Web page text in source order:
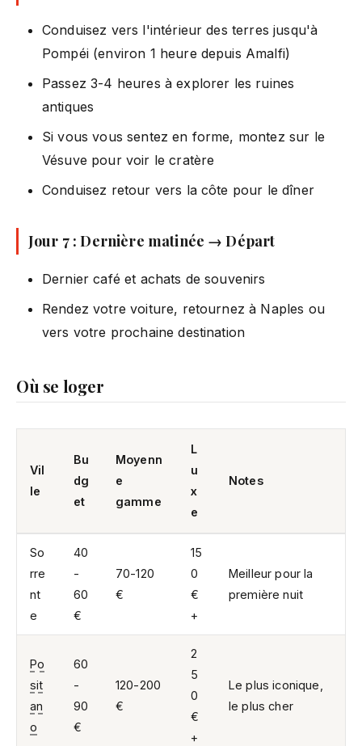
Conduisez vers l'intérieur des terres jusqu'à
Pompéi (environ 1 heure depuis Amalfi)
Passez 3-4 heures à explorer les ruines
antiques
Si vous vous sentez en forme, montez sur le
Vésuve pour voir le cratère
Conduisez retour vers la côte pour le dîner
Jour 7 : Dernière matinée → Départ
Dernier café et achats de souvenirs
Rendez votre voiture, retournez à Naples ou
vers votre prochaine destination
Où se loger
Vil
le
Bu
dg
et
Moyenn
e
gamme
L
u
x
e
Notes
So
rre
nt
e
40
-
60
€
70-120
€
15
0
€
+
Meilleur pour la
première nuit
Po
sit
an
o
60
-
90
€
120-200
€
2
5
0
€
+
Le plus iconique,
le plus cher